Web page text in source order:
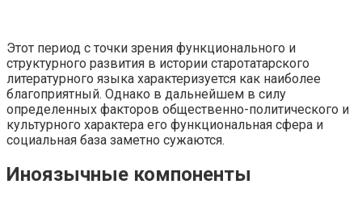
Этот период с точки зрения функционального и
структурного развития в истории старотатарского
литературного языка характеризуется как наиболее
благоприятный. Однако в дальнейшем в силу
определенных факторов общественно-политического и
культурного характера его функциональная сфера и
социальная база заметно сужаются.
Иноязычные компоненты